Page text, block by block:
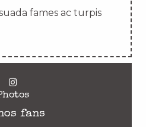
fames ac turpis
fans